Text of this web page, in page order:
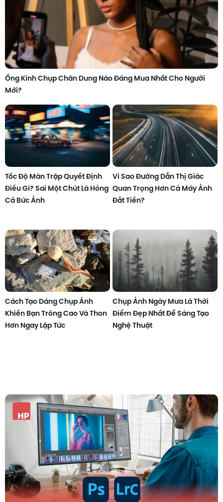
Ống Kính Chụp Chân Dung Nào Đáng Mua Nhất Cho Người
Mới?
Tốc Độ Màn Trập Quyết Định
Điều Gì? Sai Một Chút Là Hỏng
Cả Bức Ảnh
Vì Sao Đường Dẫn Thị Giác
Quan Trọng Hơn Cả Máy Ảnh
Đắt Tiền?
Cách Tạo Dáng Chụp Ảnh
Khiến Bạn Trông Cao Và Thon
Hơn Ngay Lập Tức
Chụp Ảnh Ngày Mưa Là Thời
Điểm Đẹp Nhất Để Sáng Tạo
Nghệ Thuật